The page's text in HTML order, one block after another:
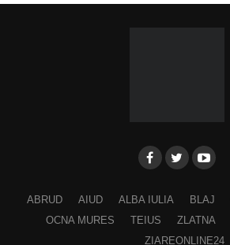
ABRUD AIUD ALBA IULIA BLAJ
OCNA MURES
TEIUS ZLATNA
ZIAREONLINE24